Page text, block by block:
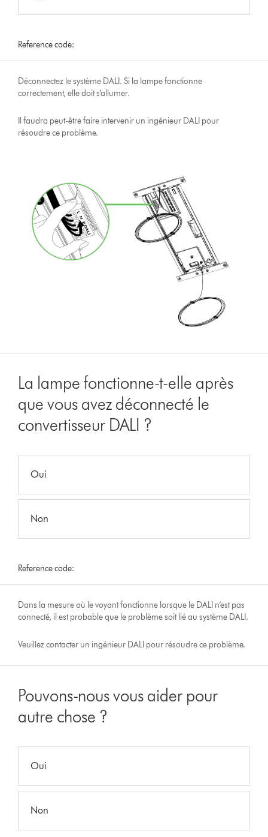
Reference code:
Déconnectez le système DALI. Si la lampe fonctionne
correctement, elle doit s’allumer.
Il faudra peut-être faire intervenir un ingénieur DALI pour
résoudre ce problème.
La lampe fonctionne-t-elle après
que vous avez déconnecté le
convertisseur DALI ?
Oui
Non
Reference code:
Dans la mesure où le voyant fonctionne lorsque le DALI n’est pas
connecté, il est probable que le problème soit lié au système DALI.
Veuillez contacter un ingénieur DALI pour résoudre ce problème.
Pouvons-nous vous aider pour
autre chose ?
Oui
Non